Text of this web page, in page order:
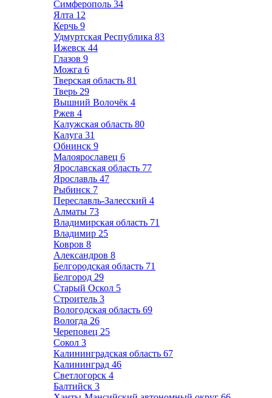
Симферополь 34
Ялта 12
Керчь 9
Удмуртская Республика 83
Ижевск 44
Глазов 9
Можга 6
Тверская область 81
Тверь 29
Вышний Волочёк 4
Ржев 4
Калужская область 80
Калуга 31
Обнинск 9
Малоярославец 6
Ярославская область 77
Ярославль 47
Рыбинск 7
Переславль-Залесский 4
Алматы 73
Владимирская область 71
Владимир 25
Ковров 8
Александров 8
Белгородская область 71
Белгород 29
Старый Оскол 5
Строитель 3
Вологодская область 69
Вологда 26
Череповец 25
Сокол 3
Калининградская область 67
Калининград 46
Светлогорск 4
Балтийск 3